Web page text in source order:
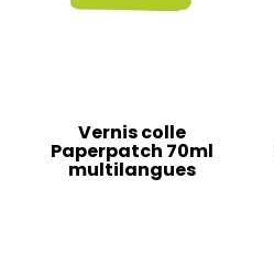
Vernis colle
Paperpatch 70ml
multilangues